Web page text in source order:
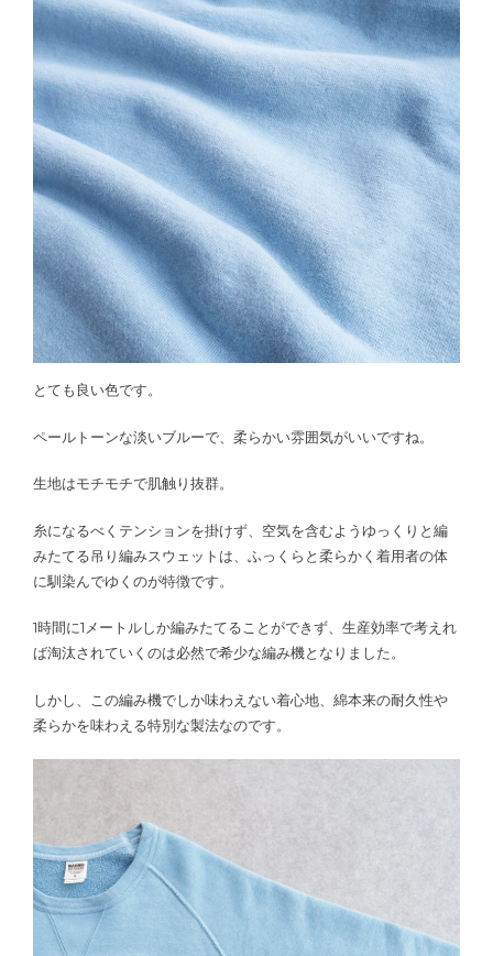
とても良い色です。
ペールトーンな淡いブルーで、柔らかい雰囲気がいいですね。
生地はモチモチで肌触り抜群。
糸になるべくテンションを掛けず、空気を含むようゆっくりと編
みたてる吊り編みスウェットは、ふっくらと柔らかく着用者の体
に馴染んでゆくのが特徴です。
1時間に1メートルしか編みたてることができず、生産効率で考えれ
ば淘汰されていくのは必然で希少な編み機となりました。
しかし、この編み機でしか味わえない着心地、綿本来の耐久性や
柔らかを味わえる特別な製法なのです。